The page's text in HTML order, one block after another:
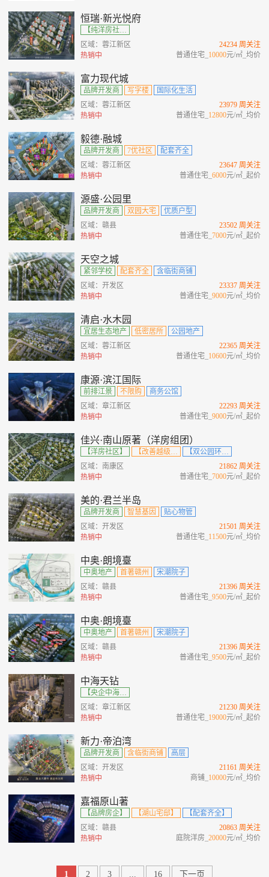
恒瑞·新光悦府
【纯洋房社区】【改善楼盘】【毛坯交付】【超大景观阳台 】【私享电梯厅】
区域：蓉江新区
热销中
24234 周关注
普通住宅_ 10000元/㎡_均价
富力现代城
品牌开发商 写字楼
国际化生活
区域：蓉江新区
热销中
23979 周关注
普通住宅_ 12800元/㎡_均价
毅德·融城
品牌开发商 7优社区
配套齐全
区域：蓉江新区
热销中
23647 周关注
普通住宅_6000元/㎡_起价
源盛·公园里
品牌开发商 双园大宅
优质户型
区域：赣县
热销中
23502 周关注
普通住宅_7000元/㎡_起价
天空之城
紧邻学校 配套齐全
含临街商铺
区域：开发区
热销中
23337 周关注
普通住宅_9000元/㎡_均价
清启·水木园
宜居生态地产 低密居所
公园地产
区域：蓉江新区
热销中
22365 周关注
普通住宅_ 10600元/㎡_均价
康源·滨江国际
前排江景 不限购
商务公馆
区域：章江新区
热销中
22293 周关注
普通住宅_9000元/㎡_起价
佳兴·南山原著（洋房组团）
【洋房社区】 【改善越级住区】
【双公园环绕】
区域：南康区
热销中
21862 周关注
普通住宅_7000元/㎡_起价
美的·君兰半岛
品牌开发商 智慧基因
贴心物管
区域：开发区
热销中
21501 周关注
普通住宅_ 11500元/㎡_均价
中奥·朗境臺
中奥地产 首著赣州
宋潮院子
区域：赣县
热销中
21396 周关注
普通住宅_9500元/㎡_起价
中奥·朗境臺
中奥地产 首著赣州
宋潮院子
区域：赣县
热销中
21396 周关注
普通住宅_9500元/㎡_起价
中海天钻
【央企中海】【双轴金脊】【宋式大宅】【高端圈层】
区域：章江新区
热销中
21230 周关注
普通住宅_ 19000元/㎡_起价
新力·帝泊湾
品牌开发商 含临街商铺
高层
区域：开发区
热销中
21161 周关注
商铺_ 10000元/㎡_均价
嘉福原山著
【品牌房企】 【湖山宅邸】
【配套齐全】
区域：赣县
热销中
20863 周关注
庭院洋房_20000元/㎡_均价
1 2 3 ... 16 下一页